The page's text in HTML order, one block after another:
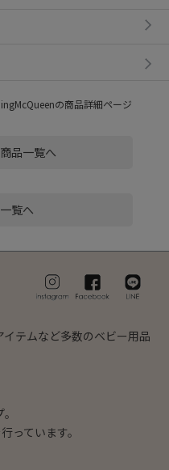
の商品詳細ページ
品一覧へ
覧へ
テムなど多数のベビー用品
っています。